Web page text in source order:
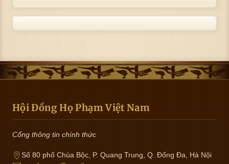
Hội Đồng Họ Phạm Việt Nam
Cổng thông tin chính thức
Số 80 phố Chùa Bộc, P. Quang Trung, Q. Đống Đa, Hà Nội